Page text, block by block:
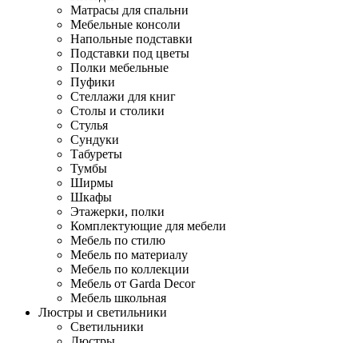
Матрасы для спальни
Мебельные консоли
Напольные подставки
Подставки под цветы
Полки мебельные
Пуфики
Стеллажи для книг
Столы и столики
Стулья
Сундуки
Табуреты
Тумбы
Ширмы
Шкафы
Этажерки, полки
Комплектующие для мебели
Мебель по стилю
Мебель по материалу
Мебель по коллекции
Мебель от Garda Decor
Мебель школьная
Люстры и светильники
Светильники